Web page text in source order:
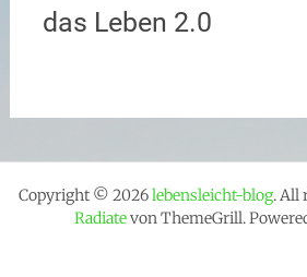
das Leben 2.0
Copyright © 2026lebensleicht-blog. All
Radiatevon ThemeGrill.